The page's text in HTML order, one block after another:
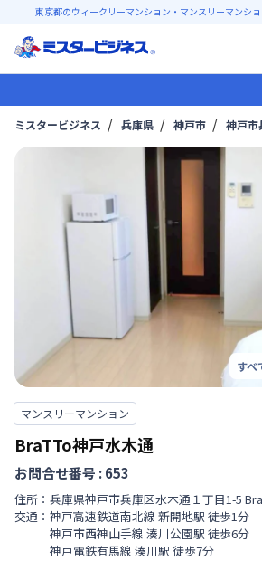
東京都のウィークリーマンション・マンスリーマンシ
ミスタービジネス 兵庫県 神戸市 神戸市
すべ
マンスリーマンション
BraTTo神戸水木通
お問合せ番号 :653
住所： 兵庫県神戸市兵庫区水木通 １丁目1-5
交通： 神戸高速鉄道南北線 新開地駅 徒歩1分
神戸市西神山手線 湊川公園駅 徒歩6分
神戸電鉄有馬線 湊川駅 徒歩7分